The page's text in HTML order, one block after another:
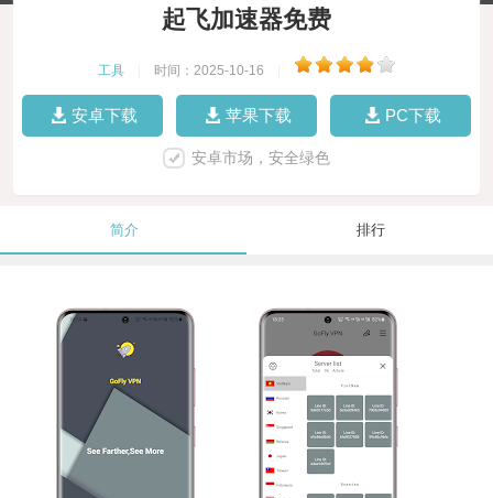
起飞加速器免费
工具 时间：2025-10-16
安卓下载 苹果下载 PC下载
安卓市场，安全绿色
简介 排行